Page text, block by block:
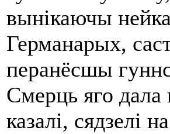
вынікаючы
Германарых,
перанёсшы
Смерць яго
казалі, сядзелі